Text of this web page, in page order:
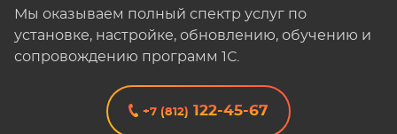
Мы оказываем полный спектр услуг по
установке, настройке, обновлению, обучению и
сопровождению программ 1С.
+7 (812) 122-45-67